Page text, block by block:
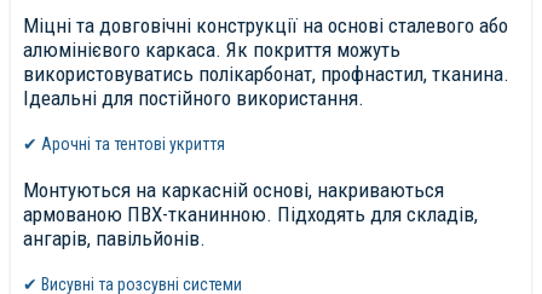
Міцні та довговічні конструкції на основі сталевого або
алюмінієвого каркаса. Як покриття можуть
використовуватись полікарбонат, профнастил, тканина.
Ідеальні для постійного використання.
✔ Арочні та тентові укриття
Монтуються на каркасній основі, накриваються
армованою ПВХ-тканинною. Підходять для складів,
ангарів, павільйонів.
✔ Висувні та розсувні системи